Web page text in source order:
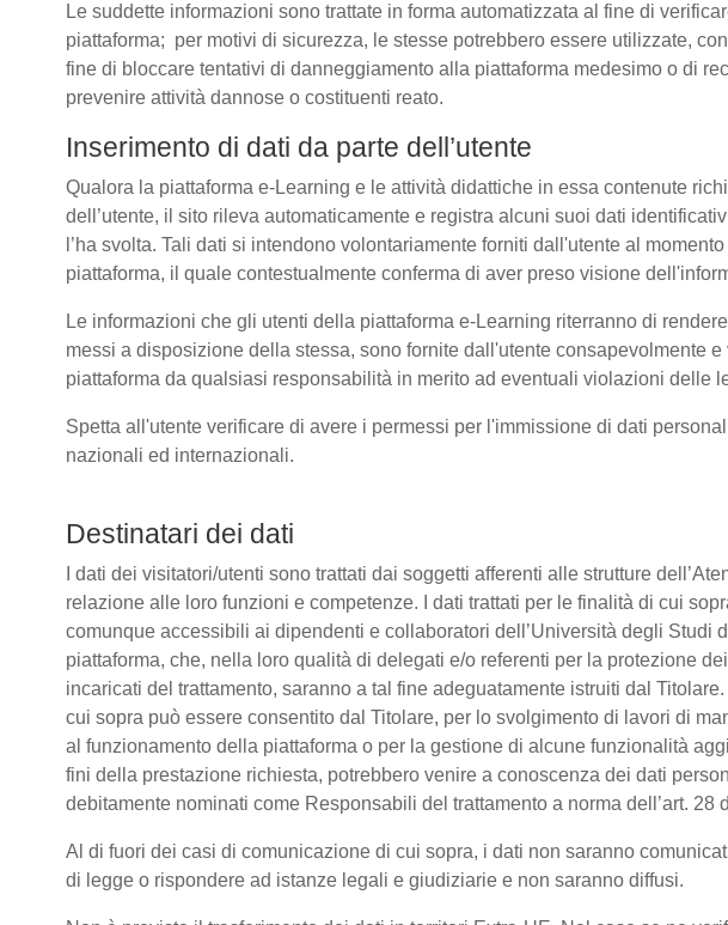
Le suddette informazioni sono trattate in forma automatizzata al fine di
piattaforma; per motivi di sicurezza, le stesse potrebbero essere utilizzate,
fine di bloccare tentativi di danneggiamento alla piattaforma medesimo o di
prevenire attività dannose o costituenti reato.
Inserimento di dati da parte dell’utente
Qualora la piattaforma e-Learning e le attività didattiche in essa contenute
dell’utente, il sito rileva automaticamente e registra alcuni suoi dati
l’ha svolta. Tali dati si intendono volontariamente forniti dall'utente al
piattaforma, il quale contestualmente conferma di aver preso visione
Le informazioni che gli utenti della piattaforma e-Learning riterranno di
messi a disposizione della stessa, sono fornite dall'utente consapevolmente
piattaforma da qualsiasi responsabilità in merito ad eventuali violazioni delle
Spetta all'utente verificare di avere i permessi per l'immissione di dati
nazionali ed internazionali.
Destinatari dei dati
I dati dei visitatori/utenti sono trattati dai soggetti afferenti alle strutture
relazione alle loro funzioni e competenze. I dati trattati per le finalità di cui
comunque accessibili ai dipendenti e collaboratori dell’Università degli Studi
piattaforma, che, nella loro qualità di delegati e/o referenti per la protezione
incaricati del trattamento, saranno a tal fine adeguatamente istruiti dal
cui sopra può essere consentito dal Titolare, per lo svolgimento di lavori di
al funzionamento della piattaforma o per la gestione di alcune funzionalità
fini della prestazione richiesta, potrebbero venire a conoscenza dei dati
debitamente nominati come Responsabili del trattamento a norma dell’art. 28
Al di fuori dei casi di comunicazione di cui sopra, i dati non saranno
di legge o rispondere ad istanze legali e giudiziarie e non saranno diffusi.